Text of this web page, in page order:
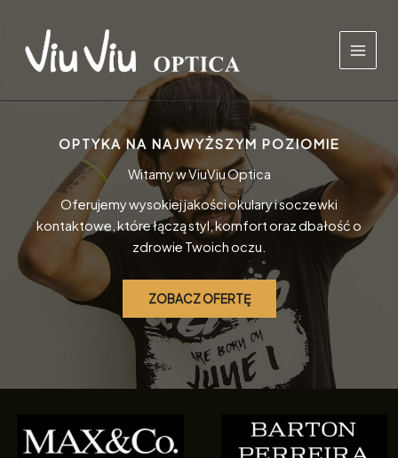
treści
OPTYKA NA NAJWYŻSZYM POZIOMIE
Witamy w ViuViu Optica
Oferujemy wysokiej jakości okulary i soczewki
kontaktowe, które łączą styl, komfort oraz dbałość o
zdrowie Twoich oczu.
ZOBACZ OFERTĘ